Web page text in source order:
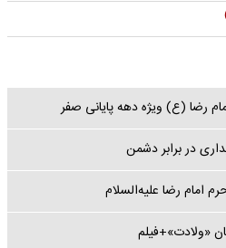
رضا (ع) ویژه دهه پایانی صفر
در برابر دشمن
امام رضا علیه‌السلام
«ولادت»+فیلم